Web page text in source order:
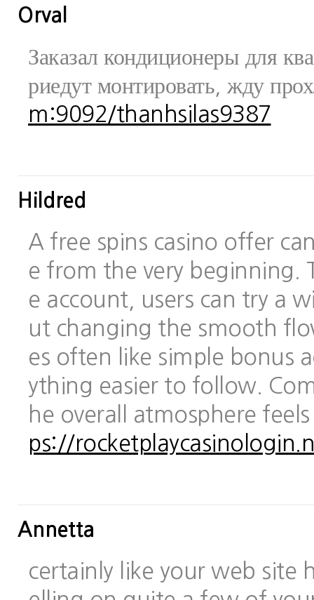
Orval
Заказал кондиционеры для
риедут монтировать, жду
m:9092/thanhsilas9387
Hildred
A free spins casino offer
e from the very beginning.
e account, users can try a
ut changing the smooth
es often like simple bonus
ything easier to follow.
he overall atmosphere
ps://
Annetta
certainly like your web site